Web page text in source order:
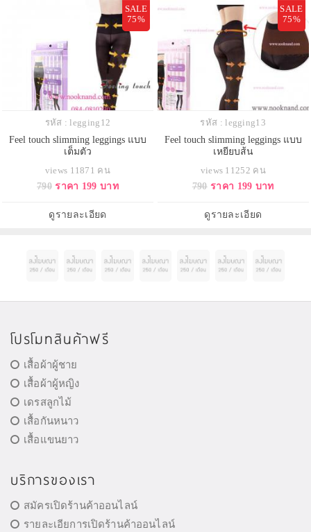
SALE
75%
รหัส : legging12
Feel touch slimming leggings แบบ
เต็มตัว
views 11871 คน
790 ราคา 199 บาท
ดูรายละเอียด
SALE
75%
รหัส : legging13
Feel touch slimming leggings แบบ
เหยียบส้น
views 11252 คน
790 ราคา 199 บาท
ดูรายละเอียด
โปรโมทสินค้าฟรี
เสื้อผ้าผู้ชาย
เสื้อผ้าผู้หญิง
เดรสลูกไม้
เสื้อกันหนาว
เสื้อแขนยาว
บริการของเรา
สมัครเปิดร้านค้าออนไลน์
รายละเอียการเปิดร้านค้าออนไลน์